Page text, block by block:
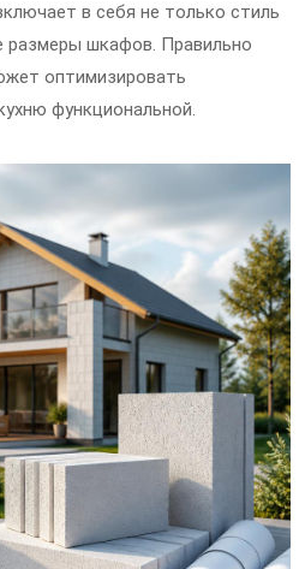
в себя не только стиль
размеры шкафов. Правильно
оптимизировать
функциональной.